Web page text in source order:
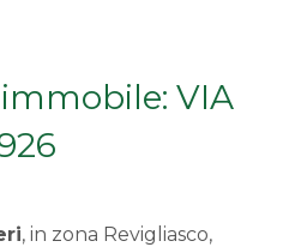
VIA
, in zona Revigliasco,